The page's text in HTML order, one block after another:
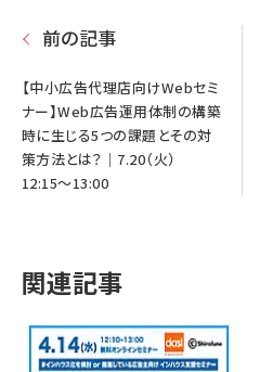
前の記事
【中小広告代理店向けWebセミ
ナー】Web広告運用体制の構築
時に生じる5つの課題とその対
策方法とは？｜7.20（火）
12:15〜13:00
関連記事